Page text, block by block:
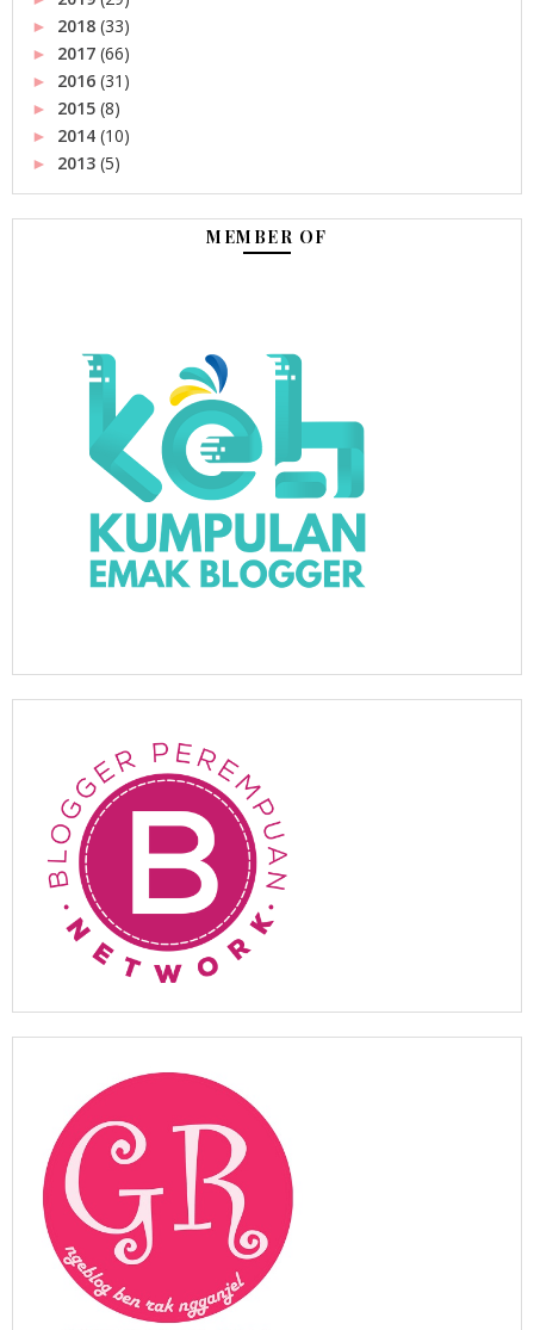
► 2018 (33)
► 2017 (66)
► 2016 (31)
► 2015 (8)
► 2014 (10)
► 2013 (5)
MEMBER OF